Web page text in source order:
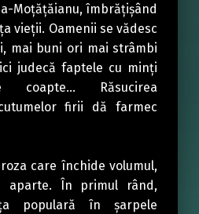
Moţăţăianu, îmbrăţişând
vieţii. Oamenii se vădesc
mai buni ori mai strâmbi
judecă faptele cu minţi
coapte… Răsucirea
firii dă farmec
care închide volumul,
aparte. În primul rând,
populară în şarpele